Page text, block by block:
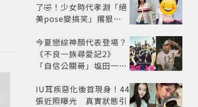
了🤣！少女時代孝淵「絕
美pose變搞笑」撂狠
今夏戀綜神顏代表登場？
《不良一族尋愛記2》
「自信公關哥」塩田一馬
老闆
IU耳疾惡化後首現身！44
張近照曝光 真實狀態引